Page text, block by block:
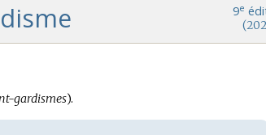
9e
gardismes).